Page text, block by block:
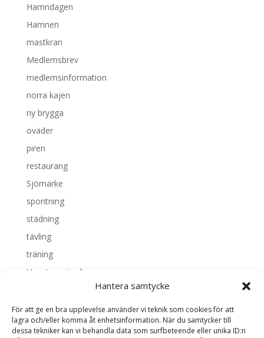
Hantera samtycke
För att ge en bra upplevelse använder vi teknik som cookies för att
lagra och/eller komma åt enhetsinformation. När du samtycker till
dessa tekniker kan vi behandla data som surfbeteende eller unika ID:n
Hamndagen
Hamnen
mastkran
Medlemsbrev
medlemsinformation
norra kajen
ny brygga
oväder
piren
restaurang
Sjömärke
spontning
städning
tävling
träning
Uncategorized
vattenrättsfrågan